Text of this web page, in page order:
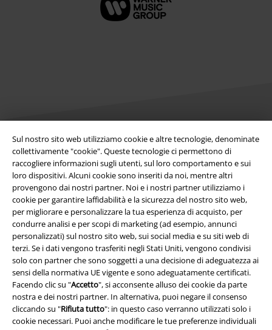
Sul nostro sito web utilizziamo cookie e altre tecnologie, denominate
collettivamente "cookie". Queste tecnologie ci permettono di
raccogliere informazioni sugli utenti, sul loro comportamento e sui
loro dispositivi. Alcuni cookie sono inseriti da noi, mentre altri
provengono dai nostri partner. Noi e i nostri partner utilizziamo i
cookie per garantire laffidabilità e la sicurezza del nostro sito web,
per migliorare e personalizzare la tua esperienza di acquisto, per
condurre analisi e per scopi di marketing (ad esempio, annunci
personalizzati) sul nostro sito web, sui social media e su siti web di
terzi. Se i dati vengono trasferiti negli Stati Uniti, vengono condivisi
solo con partner che sono soggetti a una decisione di adeguatezza ai
sensi della normativa UE vigente e sono adeguatamente certificati.
Facendo clic su "Accetto", si acconsente alluso dei cookie da parte
nostra e dei nostri partner. In alternativa, puoi negare il consenso
cliccando su "Rifiuta tutto": in questo caso verranno utilizzati solo i
cookie necessari. Puoi anche modificare le tue preferenze individuali
Info legali
Termini & Condizioni
Redazione
Legge sulla Privacy
Smaltimento rifiuti e protezione dell’ambiente
Dichiarazione di Conformità
Informazioni sull'accessibilità